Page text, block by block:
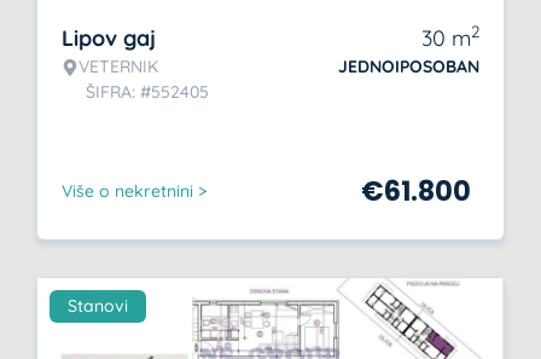
Lipov gaj
VETERNIK
ŠIFRA: #552405
30 m2
JEDNOIPOSOBAN
Više o nekretnini > €61.800
Stanovi